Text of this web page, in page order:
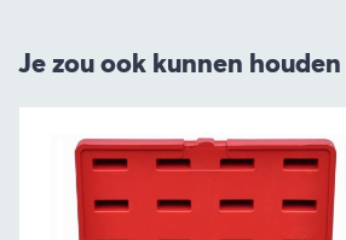
Je zou ook kunnen